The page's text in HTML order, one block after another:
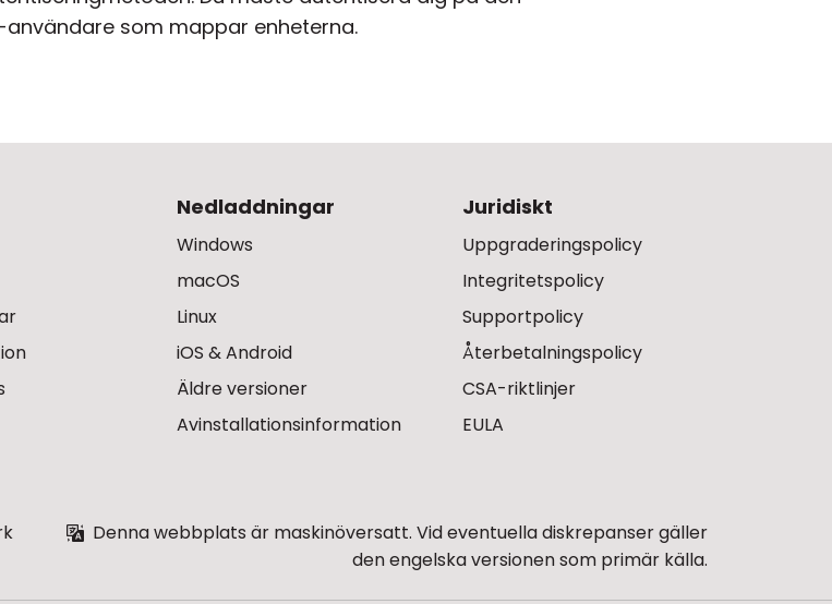
som mappar enheterna.
Nedladdningar
Windows
macOS
Linux
iOS & Android
Äldre versioner
Avinstallationsinformation
Juridiskt
Uppgraderingspolicy
Integritetspolicy
Supportpolicy
Återbetalningspolicy
CSA-riktlinjer
EULA
Denna webbplats är maskinöversatt. Vid eventuella diskrepanser gäller
den engelska versionen som primär källa.